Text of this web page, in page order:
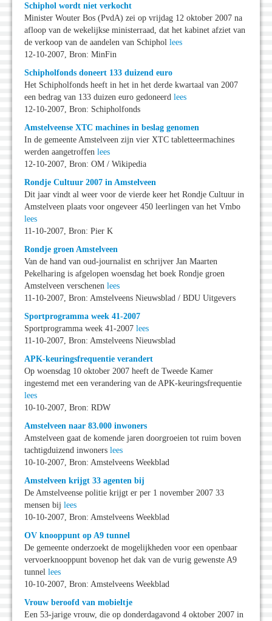
Schiphol wordt niet verkocht
Minister Wouter Bos (PvdA) zei op vrijdag 12 oktober 2007 na
afloop van de wekelijkse ministerraad, dat het kabinet afziet van
de verkoop van de aandelen van Schiphol lees
12-10-2007, Bron: MinFin
Schipholfonds doneert 133 duizend euro
Het Schipholfonds heeft in het in het derde kwartaal van 2007
een bedrag van 133 duizen euro gedoneerd lees
12-10-2007, Bron: Schipholfonds
Amstelveense XTC machines in beslag genomen
In de gemeente Amstelveen zijn vier XTC tabletteermachines
werden aangetroffen lees
12-10-2007, Bron: OM / Wikipedia
Rondje Cultuur 2007 in Amstelveen
Dit jaar vindt al weer voor de vierde keer het Rondje Cultuur in
Amstelveen plaats voor ongeveer 450 leerlingen van het Vmbo
lees
11-10-2007, Bron: Pier K
Rondje groen Amstelveen
Van de hand van oud-journalist en schrijver Jan Maarten
Pekelharing is afgelopen woensdag het boek Rondje groen
Amstelveen verschenen lees
11-10-2007, Bron: Amstelveens Nieuwsblad / BDU Uitgevers
Sportprogramma week 41-2007
Sportprogramma week 41-2007 lees
11-10-2007, Bron: Amstelveens Nieuwsblad
APK-keuringsfrequentie verandert
Op woensdag 10 oktober 2007 heeft de Tweede Kamer
ingestemd met een verandering van de APK-keuringsfrequentie
lees
10-10-2007, Bron: RDW
Amstelveen naar 83.000 inwoners
Amstelveen gaat de komende jaren doorgroeien tot ruim boven
tachtigduizend inwoners lees
10-10-2007, Bron: Amstelveens Weekblad
Amstelveen krijgt 33 agenten bij
De Amstelveense politie krijgt er per 1 november 2007 33
mensen bij lees
10-10-2007, Bron: Amstelveens Weekblad
OV knooppunt op A9 tunnel
De gemeente onderzoekt de mogelijkheden voor een openbaar
vervoerknooppunt bovenop het dak van de vurig gewenste A9
tunnel lees
10-10-2007, Bron: Amstelveens Weekblad
Vrouw beroofd van mobieltje
Een 53-jarige vrouw, die op donderdagavond 4 oktober 2007 in